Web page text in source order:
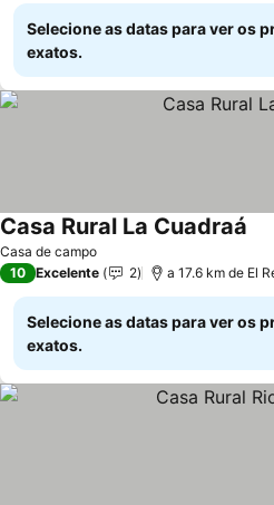
Selecione as datas para ver os
exatos.
Casa de campo
Casa Rural La Cuadraá
10 Excelente 2 a 17.6 km de El
Selecione as datas para ver os
exatos.